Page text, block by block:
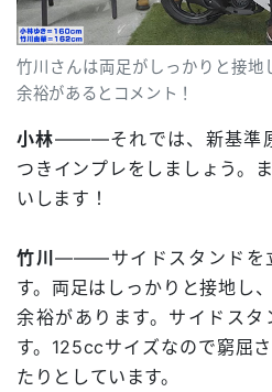
竹川さんは両足がしっかりと接地
余裕があるとコメント！
小林―――それでは、新基準
つきインプレをしましょう。
いします！
竹川―――サイドスタンドを
す。両足はしっかりと接地し
余裕があります。サイドス
す。125ccサイズなので窮屈
たりとしています。